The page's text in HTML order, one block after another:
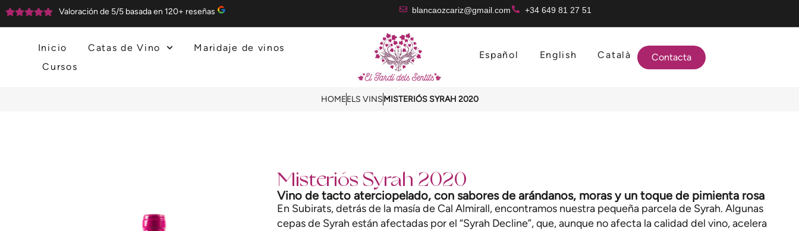
Valoración de 5/5 basada en 120+ reseñas blancaozcariz@gmail.com +34 649 81 27 51
Inicio Catas de Vino
Maridaje de vinos
Cursos
Español English Català Contacta
HOMEELS VINSMISTERIÓS SYRAH 2020
Misteriós Syrah 2020
Vino de tacto aterciopelado, con sabores de arándanos, moras y un toque de pimienta rosa
En Subirats, detrás de la masía de Cal Almirall, encontramos nuestra pequeña parcela de Syrah. Algunas
cepas de Syrah están afectadas por el “Syrah Decline”, que, aunque no afecta la calidad del vino, acelera